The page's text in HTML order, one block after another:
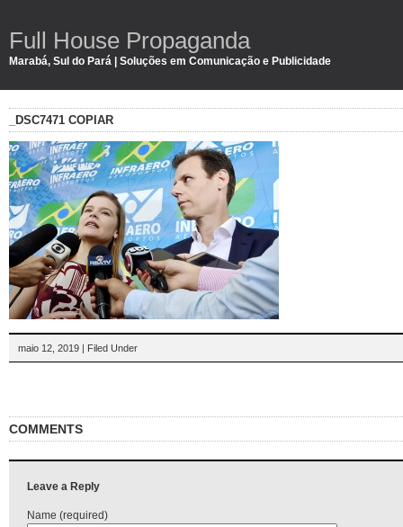
Full House Propaganda
Marabá, Sul do Pará | Soluções em Comunicação e Publicidade
_DSC7471 COPIAR
maio 12, 2019 | Filed Under
COMMENTS
Leave a Reply
Name (required)